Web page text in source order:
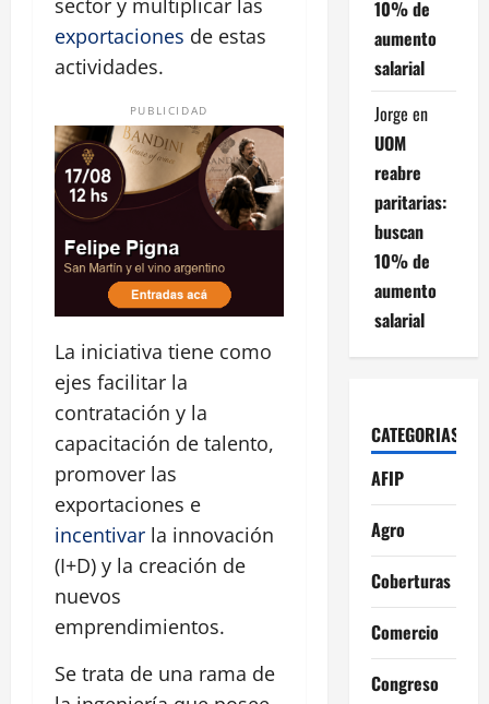
sector y multiplicar las
exportaciones de estas
actividades.
PUBLICIDAD
La iniciativa tiene como
ejes facilitar la
contratación y la
capacitación de talento,
promover las
exportaciones e
incentivar la innovación
(I+D) y la creación de
nuevos
emprendimientos.
Se trata de una rama de
10% de
aumento
salarial
Jorge en
UOM
reabre
paritarias:
buscan
10% de
aumento
salarial
CATEGORIAS
AFIP
Agro
Coberturas
Comercio
Congreso